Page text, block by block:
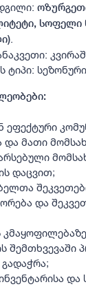
სოფელი
.
ტიპი: სეზონური
ეფექტური
და მათი
დაცვით;
და
შემთხვევაში
და